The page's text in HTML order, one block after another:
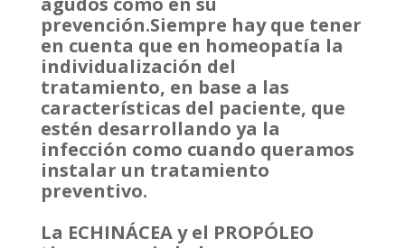
prevención.Siempre hay que tener
en cuenta que en homeopatía la
individualización del
tratamiento, en base a las
características del paciente, que
estén desarrollando ya la
infección como cuando queramos
instalar un tratamiento
preventivo.
La ECHINÁCEA y el PROPÓLEO